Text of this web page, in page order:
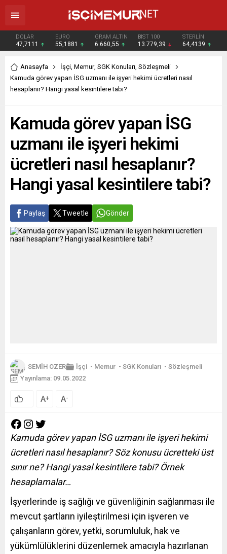
DOLAR
47,7111
EURO
55,1881
GRAM ALTIN
6.660,55
BIST 100
13.779,39
STERLİN
64,4139
Anasayfa İşçi, Memur, SGK Konuları, Sözleşmeli
Kamuda görev yapan İSG uzmanı ile işyeri hekimi ücretleri nasıl
hesaplanır? Hangi yasal kesintilere tabi?
Kamuda görev yapan İSG
uzmanı ile işyeri hekimi
ücretleri nasıl hesaplanır?
Hangi yasal kesintilere tabi?
Paylaş Tweetle Gönder
SEMİH OZER İşçi - Memur - SGK Konuları - Sözleşmeli
Yayınlama: 09.05.2022
A+ A-
Kamuda görev yapan İSG uzmanı ile işyeri hekimi
ücretleri nasıl hesaplanır? Söz konusu ücretteki üst
sınır ne? Hangi yasal kesintilere tabi? Örnek
hesaplamalar…
İşyerlerinde iş sağlığı ve güvenliğinin sağlanması ile
mevcut şartların iyileştirilmesi için işveren ve
çalışanların görev, yetki, sorumluluk, hak ve
yükümlülüklerini düzenlemek amacıyla hazırlanan